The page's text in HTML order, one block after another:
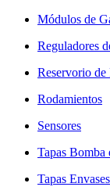
Módulos de
Reguladores
Reservorio de
Rodamientos
Sensores
Tapas Bomba
Tapas